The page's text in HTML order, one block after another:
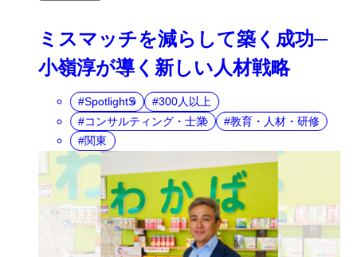
ミスマッチを減らして築く成功─
小嶺淳が導く新しい人材戦略
SpotlightS
300人以上
コンサルティング・士業
教育・人材・研修
関東